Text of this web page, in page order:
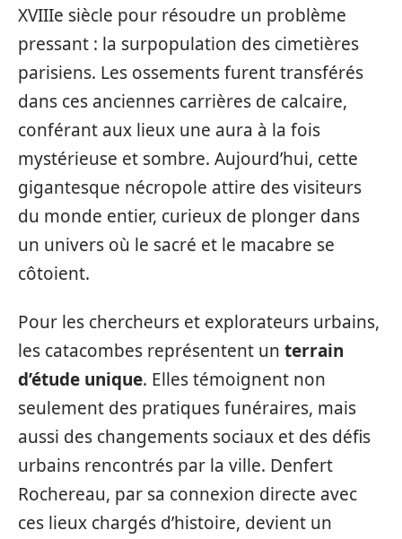
XVIIIe siècle pour résoudre un problème
pressant : la surpopulation des cimetières
parisiens. Les ossements furent transférés
dans ces anciennes carrières de calcaire,
conférant aux lieux une aura à la fois
mystérieuse et sombre. Aujourd’hui, cette
gigantesque nécropole attire des visiteurs
du monde entier, curieux de plonger dans
un univers où le sacré et le macabre se
côtoient.
Pour les chercheurs et explorateurs urbains,
les catacombes représentent un terrain
d’étude unique. Elles témoignent non
seulement des pratiques funéraires, mais
aussi des changements sociaux et des défis
urbains rencontrés par la ville. Denfert
Rochereau, par sa connexion directe avec
ces lieux chargés d’histoire, devient un